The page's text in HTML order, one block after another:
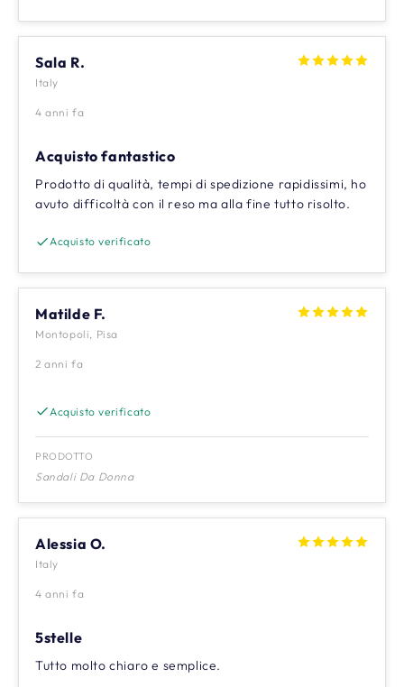
Sala R.
Italy
4 anni fa
Acquisto fantastico
Prodotto di qualità, tempi di spedizione rapidissimi, ho
avuto difficoltà con il reso ma alla fine tutto risolto.
Acquisto verificato
Matilde F.
Montopoli, Pisa
2 anni fa
Acquisto verificato
PRODOTTO
Sandali Da Donna
Alessia O.
Italy
4 anni fa
5stelle
Tutto molto chiaro e semplice.